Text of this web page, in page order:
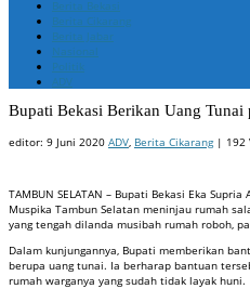
Berita Bekasi
Berita Cikarang
Berita Jabar
Nasional
Politik
ADV
Bupati Bekasi Berikan Uang Tunai
editor: 9 Juni 2020 ADV Berita Cikarang| 192
TAMBUN SELATAN – Bupati Bekasi Eka
Muspika Tambun Selatan meninjau rumah
yang tengah dilanda musibah rumah roboh,
Dalam kunjungannya, Bupati memberikan
berupa uang tunai. Ia berharap bantuan
rumah warganya yang sudah tidak layak huni.